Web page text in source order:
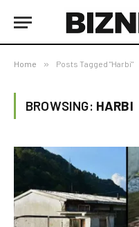
Home » Posts Tagged "Harbi"
BROWSING: HARBI